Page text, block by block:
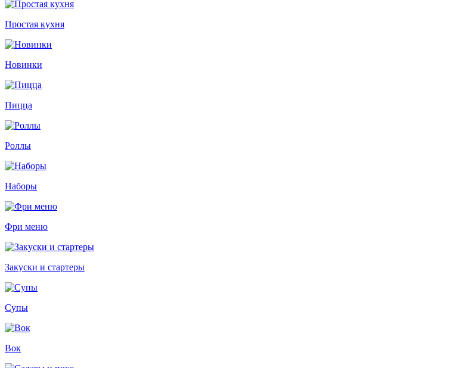
Простая кухня
Новинки
Пицца
Роллы
Наборы
Фри меню
Закуски и стартеры
Супы
Вок